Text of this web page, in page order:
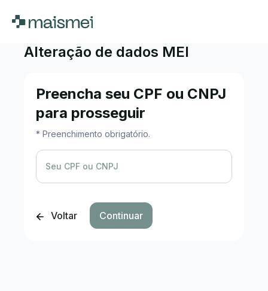
Alteração de dados MEI
Preencha seu CPF ou CNPJ
para prosseguir
* Preenchimento obrigatório.
Seu CPF ou CNPJ
Voltar Continuar